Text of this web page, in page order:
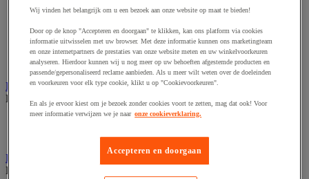
Fotocamera, videocamera en verrekijker
Projectie en videoprojectie-apparatuur
Studioverlichting en accessoires
Tv, dvd-speler en Blu-ray
Bewegwijzering en aanduidingsborden
Bekijk de hele productgroep
Folderrek en -houder
Bekijk de hele productgroep
Wij vinden het belangrijk om u een bezoek aan onze website op maat te bieden!
Door op de knop "Accepteren en doorgaan" te klikken, kan ons platform via cookies
informatie uitwisselen met uw browser. Met deze informatie kunnen ons marketingteam
en onze internetpartners de prestaties van onze website meten en uw winkelvoorkeuren
analyseren. Hierdoor kunnen wij u nog meer op uw behoeften afgestemde producten en
passende/gepersonaliseerd reclame aanbieden. Als u meer wilt weten over de doeleinden
en voorkeuren voor elk type cookie, klikt u op "Cookievoorkeuren".
En als je ervoor kiest om je bezoek zonder cookies voort te zetten, mag dat ook! Voor
meer informatie verwijzen we je naar onze cookieverklaring.
Accepteren en doorgaan